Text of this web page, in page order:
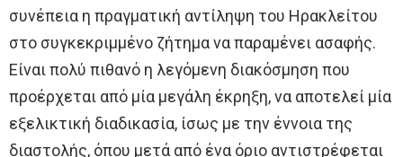
συνέπεια η πραγματική αντίληψη του Ηρακλείτου
στο συγκεκριμμένο ζήτημα να παραμένει ασαφής.
Είναι πολύ πιθανό η λεγόμενη διακόσμηση που
προέρχεται από μία μεγάλη έκρηξη, να αποτελεί μία
εξελικτική διαδικασία, ίσως με την έννοια της
διαστολής, όπου μετά από ένα όριο αντιστρέφεται